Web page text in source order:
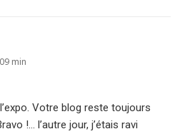
min
Votre blog reste toujours
!… l’autre jour, j’étais ravi